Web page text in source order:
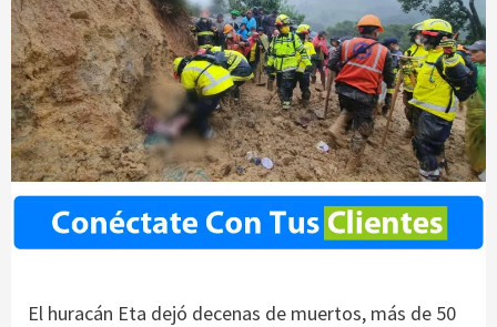
El huracán Eta dejó decenas de muertos, más de 50